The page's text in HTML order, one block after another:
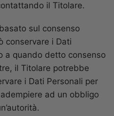
il Titolare.
sul consenso
conservare i Dati
a quando detto consenso
il Titolare potrebbe
i Dati Personali per
ad un obbligo